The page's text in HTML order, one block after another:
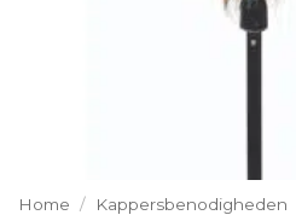
Home / Kappersbenodigheden